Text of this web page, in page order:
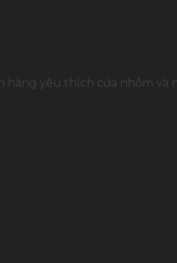
yêu thích cửa nhôm và